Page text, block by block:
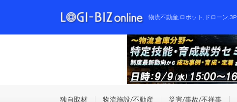
物流不動産,ロボット,ドローン
独自取材 物流施設/不動産 災害/事故/不祥事